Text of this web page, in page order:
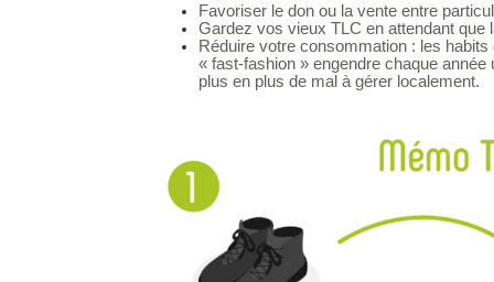
Favoriser le don ou la vente entre
Gardez vos vieux TLC en attendant que
Réduire votre consommation : les
« fast-fashion » engendre chaque
plus en plus de mal à gérer localement.